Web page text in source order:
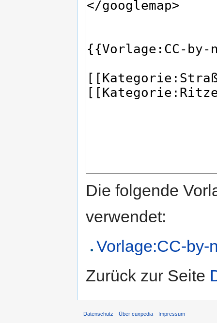
Die folgende
verwendet:
Vorlage:CC-by-
Zurück zur Seite
Datenschutz Über cuxpedia Impressum